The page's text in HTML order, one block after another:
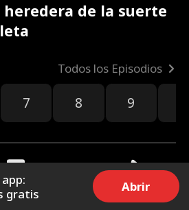
heredera de la suerte
Todos los Episodios
7 8 9
Compartir
gratis
Abrir